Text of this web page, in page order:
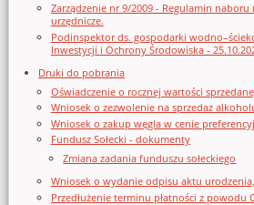
Zarządzenie nr 9/2009 - Regulamin
urzędnicze.
Podinspektor ds. gospodarki
Inwestycji i Ochrony Środowiska -
Druki do pobrania
Oświadczenie o rocznej wartości
Wniosek o zezwolenie na sprzedaz
Wniosek o zakup węgla w cenie
Fundusz Sołecki - dokumenty
Zmiana zadania funduszu sołeckiego
Wniosek o wydanie odpisu aktu
Przedłużenie terminu płatności z powodu